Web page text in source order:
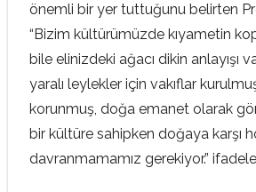
önemli bir yer tuttuğunu belirten
“Bizim kültürümüzde kıyametin
bile elinizdeki ağacı dikin anlayışı
yaralı leylekler için vakıflar
korunmuş, doğa emanet olarak
bir kültüre sahipken doğaya karşı
davranmamamız gerekiyor.”